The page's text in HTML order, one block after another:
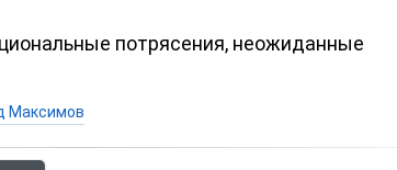
потрясения, неожиданные
Максимов